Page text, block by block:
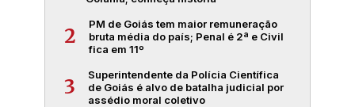
2
PM de Goiás tem maior remuneração
bruta média do país; Penal é 2ª e Civil
fica em 11º
3
Superintendente da Polícia Científica
de Goiás é alvo de batalha judicial por
assédio moral coletivo